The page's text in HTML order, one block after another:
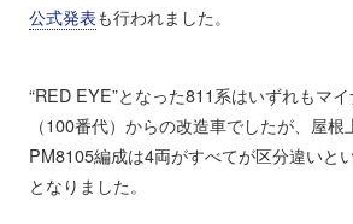
公式発表も行われました。
“RED EYE”となった811系はいずれもマ
（100番代）からの改造車でしたが、屋
PM8105編成は4両がすべてが区分違いと
となりました。